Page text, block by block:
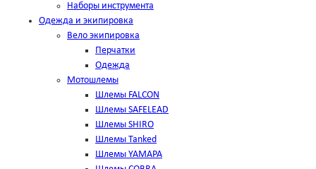
Наборы инструмента
Одежда и экипировка
Вело экипировка
Перчатки
Одежда
Мотошлемы
Шлемы FALCON
Шлемы SAFELEAD
Шлемы SHIRO
Шлемы Tanked
Шлемы YAMAPA